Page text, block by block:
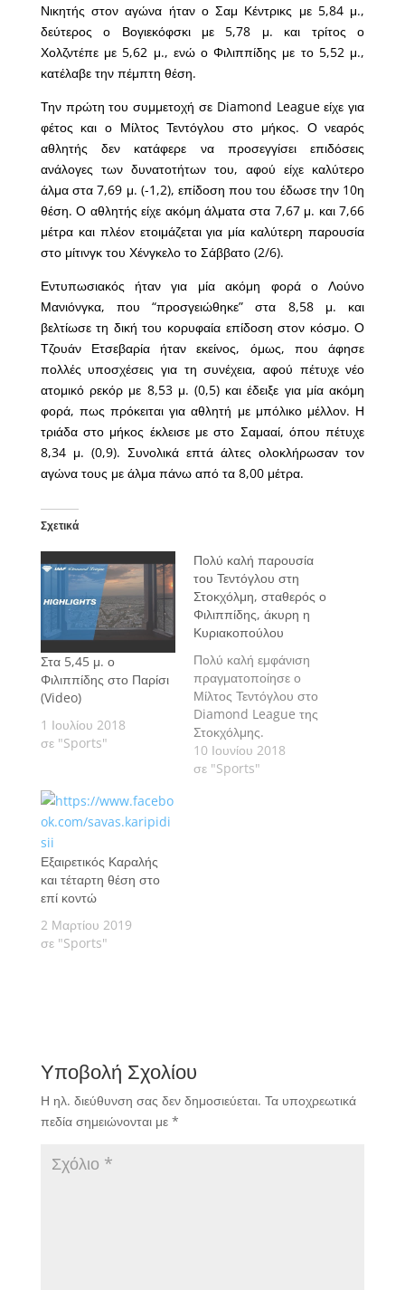
Νικητής στον αγώνα ήταν ο Σαμ Κέντρικς με 5,84 μ.,
δεύτερος ο Βογιεκόφσκι με 5,78 μ. και τρίτος ο
Χολζντέπε με 5,62 μ., ενώ ο Φιλιππίδης με το 5,52 μ.,
κατέλαβε την πέμπτη θέση.
Την πρώτη του συμμετοχή σε Diamond League είχε για
φέτος και ο Μίλτος Τεντόγλου στο μήκος. Ο νεαρός
αθλητής δεν κατάφερε να προσεγγίσει επιδόσεις
ανάλογες των δυνατοτήτων του, αφού είχε καλύτερο
άλμα στα 7,69 μ. (-1,2), επίδοση που του έδωσε την 10η
θέση. Ο αθλητής είχε ακόμη άλματα στα 7,67 μ. και 7,66
μέτρα και πλέον ετοιμάζεται για μία καλύτερη παρουσία
στο μίτινγκ του Χένγκελο το Σάββατο (2/6).
Εντυπωσιακός ήταν για μία ακόμη φορά ο Λούνο
Μανιόνγκα, που “προσγειώθηκε” στα 8,58 μ. και
βελτίωσε τη δική του κορυφαία επίδοση στον κόσμο. Ο
Τζουάν Ετσεβαρία ήταν εκείνος, όμως, που άφησε
πολλές υποσχέσεις για τη συνέχεια, αφού πέτυχε νέο
ατομικό ρεκόρ με 8,53 μ. (0,5) και έδειξε για μία ακόμη
φορά, πως πρόκειται για αθλητή με μπόλικο μέλλον. Η
τριάδα στο μήκος έκλεισε με στο Σαμααί, όπου πέτυχε
8,34 μ. (0,9). Συνολικά επτά άλτες ολοκλήρωσαν τον
αγώνα τους με άλμα πάνω από τα 8,00 μέτρα.
Σχετικά
Στα 5,45 μ. ο
Φιλιππίδης στο Παρίσι
(Video)
1 Ιουλίου 2018
σε "Sports"
Πολύ καλή παρουσία
του Τεντόγλου στη
Στοκχόλμη, σταθερός ο
Φιλιππίδης, άκυρη η
Κυριακοπούλου
Πολύ καλή εμφάνιση
πραγματοποίησε ο
Μίλτος Τεντόγλου στο
Diamond League της
Στοκχόλμης.
10 Ιουνίου 2018
σε "Sports"
Εξαιρετικός Καραλής
και τέταρτη θέση στο
επί κοντώ
2 Μαρτίου 2019
σε "Sports"
Υποβολή Σχολίου
Η ηλ. διεύθυνση σας δεν δημοσιεύεται. Τα υποχρεωτικά
πεδία σημειώνονται με *